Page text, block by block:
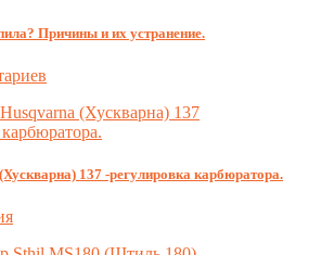
Причины и их устранение.
137 -регулировка карбюратора.